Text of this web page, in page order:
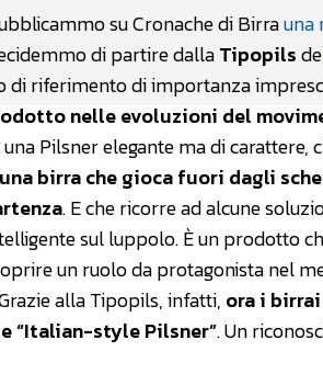
su Cronache di Birrauna
di partire dallaTipopils
di riferimento di importanza
nelle evoluzioni del
Pilsner elegante ma di
birra che gioca fuori dagli
. E che ricorre ad alcune
sul luppolo. È un prodotto
un ruolo da protagonista nel
alla Tipopils, infatti, ora i
“Italian-style Pilsner”. Un